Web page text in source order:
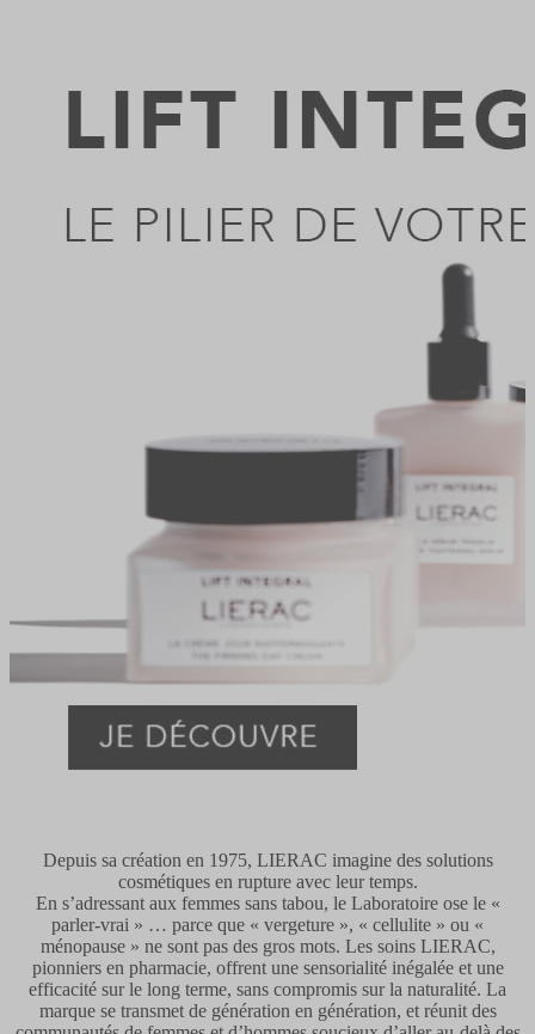
Depuis sa création en 1975, LIERAC imagine des solutions
cosmétiques en rupture avec leur temps.
En s’adressant aux femmes sans tabou, le Laboratoire ose le «
parler-vrai » … parce que « vergeture », « cellulite » ou «
ménopause » ne sont pas des gros mots. Les soins LIERAC,
pionniers en pharmacie, offrent une sensorialité inégalée et une
efficacité sur le long terme, sans compromis sur la naturalité. La
marque se transmet de génération en génération, et réunit des